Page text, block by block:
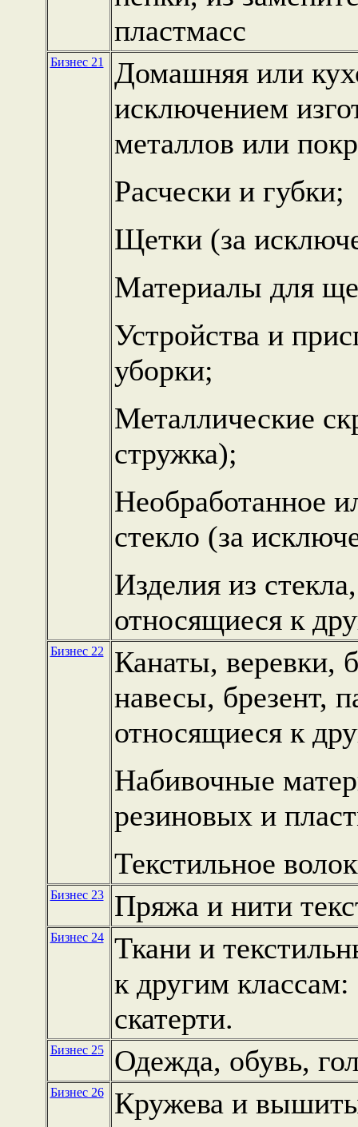
пластмасс
Бизнес 21
Домашняя или
исключением
металлов или
Расчески и губки;
Щетки (за
Материалы для
Устройства и
уборки;
Металлические
стружка);
Необработанное
стекло (за
Изделия из
относящиеся к
Бизнес 22
Канаты, веревки,
навесы, брезент,
относящиеся к
Набивочные
резиновых и
Текстильное
Бизнес 23 Пряжа и нити
Бизнес 24
Ткани и
к другим
скатерти.
Бизнес 25 Одежда, обувь,
Бизнес 26
Кружева и